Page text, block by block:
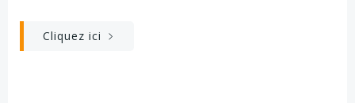
Cliquez ici